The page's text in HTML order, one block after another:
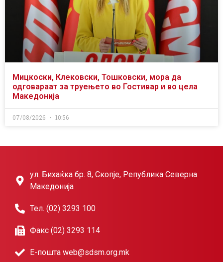
Мицкоски, Клековски, Тошковски, мора да
одговараат за труењето во Гостивар и во цела
Македонија
07/08/2026 10:56
ул. Бихаќка бр. 8, Скопје, Република Северна
Македонија
Тел. (02) 3293 100
Факс (02) 3293 114
Е-пошта web@sdsm.org.mk